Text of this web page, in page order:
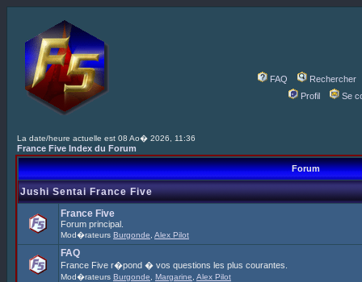
FAQ
Rechercher
Profil
Se
La date/heure actuelle est 08 Ao� 2026, 11:36
France Five Index du Forum
Forum
Jushi Sentai France Five
France Five
Forum principal.
Mod�rateurs Burgonde Alex Pilot
FAQ
France Five r�pond � vos questions les plus courantes.
Mod�rateurs Burgonde Margarine Alex Pilot